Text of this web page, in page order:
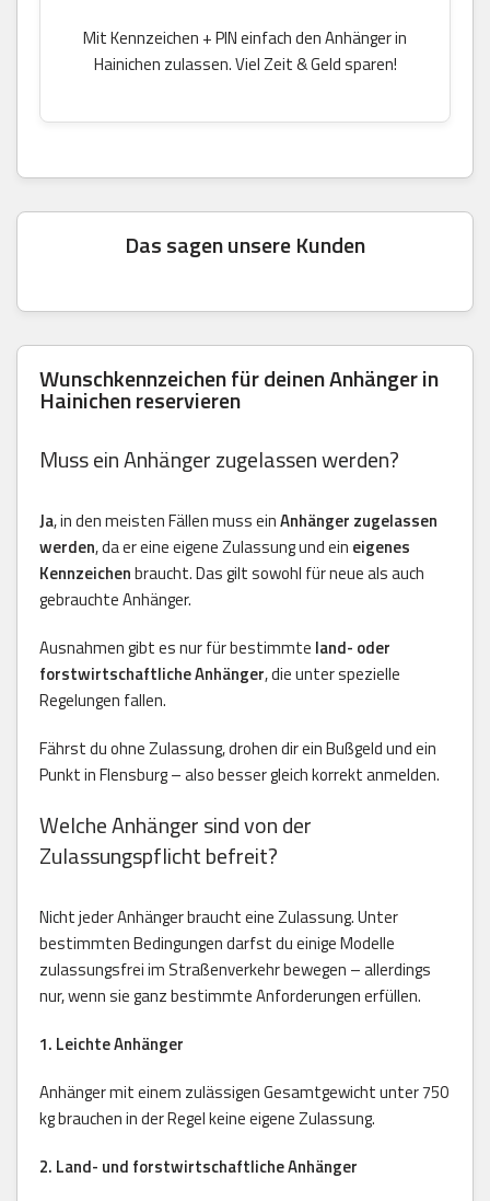
Mit Kennzeichen + PIN einfach den Anhänger in
Hainichen zulassen. Viel Zeit & Geld sparen!
Das sagen unsere Kunden
Wunschkennzeichen für deinen Anhänger in
Hainichen reservieren
Muss ein Anhänger zugelassen werden?
Ja, in den meisten Fällen muss einAnhänger zugelassen
werden, da er eine eigene Zulassung und ein eigenes
Kennzeichenbraucht. Das gilt sowohl für neue als auch
gebrauchte Anhänger.
Ausnahmen gibt es nur für bestimmte land- oder
forstwirtschaftliche Anhänger, die unter spezielle
Regelungen fallen.
Fährst du ohne Zulassung, drohen dir ein Bußgeld und ein
Punkt in Flensburg – also besser gleich korrekt anmelden.
Welche Anhänger sind von der
Zulassungspflicht befreit?
Nicht jeder Anhänger braucht eine Zulassung. Unter
bestimmten Bedingungen darfst du einige Modelle
zulassungsfrei im Straßenverkehr bewegen – allerdings
nur, wenn sie ganz bestimmte Anforderungen erfüllen.
1. Leichte Anhänger
Anhänger mit einem zulässigen Gesamtgewicht unter 750
kg brauchen in der Regel keine eigene Zulassung.
2. Land- und forstwirtschaftliche Anhänger